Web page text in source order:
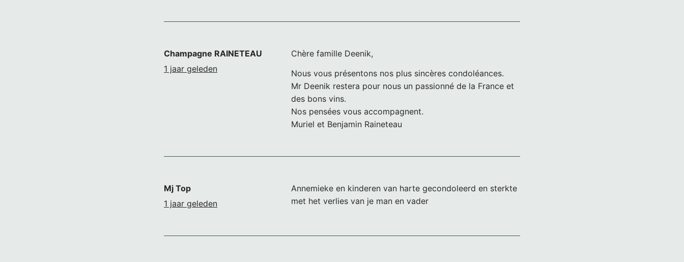
Champagne RAINETEAU
1 jaar geleden
Chère famille Deenik,
Nous vous présentons nos plus sincères condoléances.
Mr Deenik restera pour nous un passionné de la France et
des bons vins.
Nos pensées vous accompagnent.
Muriel et Benjamin Raineteau
Mj Top
1 jaar geleden
Annemieke en kinderen van harte gecondoleerd en sterkte
met het verlies van je man en vader